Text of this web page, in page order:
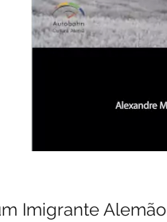
Imigrante Alemão